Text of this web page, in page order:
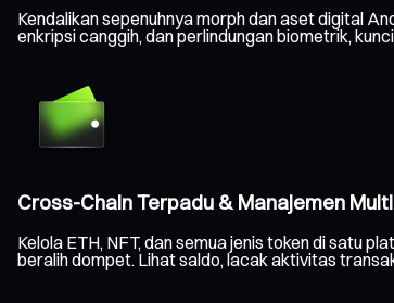
Kendalikan sepenuhnya morph dan aset digital
enkripsi canggih, dan perlindungan biometrik,
Cross-Chain Terpadu & Manajemen
Kelola ETH, NFT, dan semua jenis token di satu
beralih dompet. Lihat saldo, lacak aktivitas